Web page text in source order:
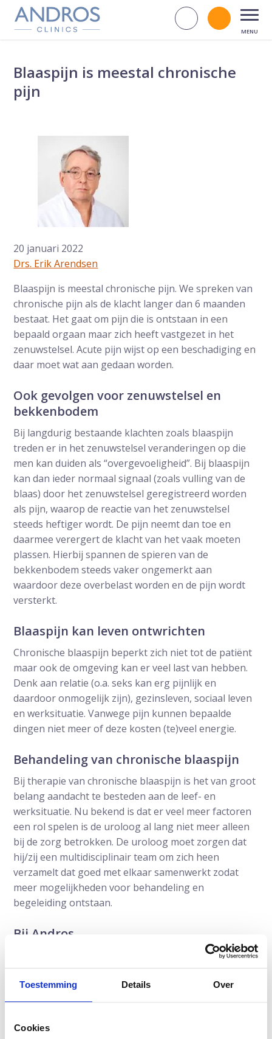
Toestemming Details Over
Cookies
Navigatie overslaan
Zoek op
Bel
Blaaspijn is meestal chronische
pijn
20 januari 2022
Drs. Erik Arendsen
Blaaspijn is meestal chronische pijn. We spreken van
chronische pijn als de klacht langer dan 6 maanden
bestaat. Het gaat om pijn die is ontstaan in een
bepaald orgaan maar zich heeft vastgezet in het
zenuwstelsel. Acute pijn wijst op een beschadiging en
daar moet wat aan gedaan worden.
Ook gevolgen voor zenuwstelsel en
bekkenbodem
Bij langdurig bestaande klachten zoals blaaspijn
treden er in het zenuwstelsel veranderingen op die
men kan duiden als “overgevoeligheid”. Bij blaaspijn
kan dan ieder normaal signaal (zoals vulling van de
blaas) door het zenuwstelsel geregistreerd worden
als pijn, waarop de reactie van het zenuwstelsel
steeds heftiger wordt. De pijn neemt dan toe en
daarmee verergert de klacht van het vaak moeten
plassen. Hierbij spannen de spieren van de
bekkenbodem steeds vaker ongemerkt aan
waardoor deze overbelast worden en de pijn wordt
versterkt.
Blaaspijn kan leven ontwrichten
Chronische blaaspijn beperkt zich niet tot de patiënt
maar ook de omgeving kan er veel last van hebben.
Denk aan relatie (o.a. seks kan erg pijnlijk en
daardoor onmogelijk zijn), gezinsleven, sociaal leven
en werksituatie. Vanwege pijn kunnen bepaalde
dingen niet meer of deze kosten (te)veel energie.
Behandeling van chronische blaaspijn
Bij therapie van chronische blaaspijn is het van groot
belang aandacht te besteden aan de leef- en
werksituatie. Nu bekend is dat er veel meer factoren
een rol spelen is de uroloog al lang niet meer alleen
bij de zorg betrokken. De uroloog moet zorgen dat
hij/zij een multidisciplinair team om zich heen
verzamelt dat goed met elkaar samenwerkt zodat
meer mogelijkheden voor behandeling en
begeleiding ontstaan.
Bij Andros
Bij het blaascentrum van Andros Clinics behandelen
we de patiënten multidisciplinair waarbij de uroloog
de centrale behandelaar blijft met om zich heen de
bekkentherapeut, gynaecoloog,
seksuoloog. We kunnen ook gebruik maken van de